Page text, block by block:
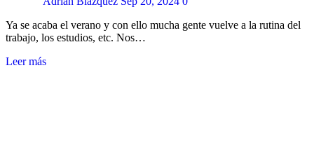
Ya se acaba el verano y con ello mucha gente vuelve a la rutina del
trabajo, los estudios, etc. Nos…
Leer más